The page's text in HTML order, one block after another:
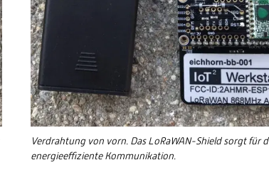
Verdrahtung von vorn. Das LoRaWAN-Shield sorgt für
energieeffiziente Kommunikation.